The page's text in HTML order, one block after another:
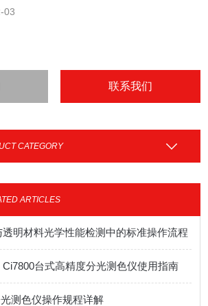
03
联系我们
CATEGORY
ARTICLES
明材料光学性能检测中的标准操作流程
台式高精度分光测色仪使用指南
测色仪操作规程详解